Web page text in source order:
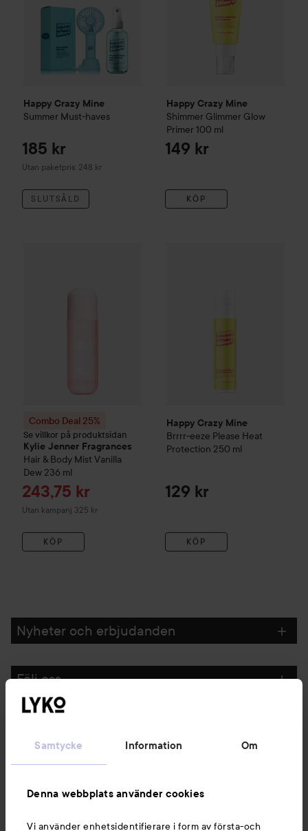
Samtycke Information Om
Denna webbplats använder cookies
Vi använder enhetsidentifierare i form av första-och
Happy Crazy Mine
Summer Must-haves
185 kr
Utan paketpris: 248 kr
SLUTSÅLD
Happy Crazy Mine
Shimmer Glimmer Glow
Primer 100 ml
149 kr
KÖP
Combo Deal 25%
Se villkor på produktsidan
Kylie Jenner Fragrances
Hair & Body Mist Vanilla
Dew 236 ml
Reapris
243,75 kr
Utan kampanj 325 kr
KÖP
Happy Crazy Mine
Brrrr-eeze Please Heat
Protection 250 ml
129 kr
KÖP
Nyheter och erbjudanden
Följ oss
Du kanske också gillar